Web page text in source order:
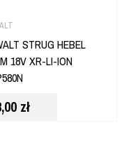
STRUG HEBEL
18V XR-LI-ION
zł